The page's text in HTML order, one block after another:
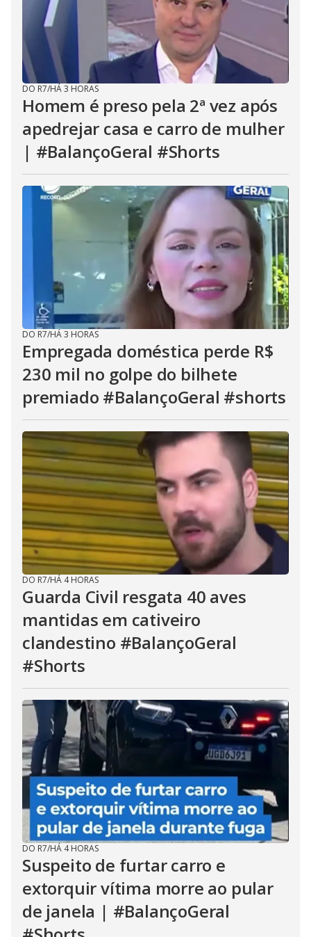
DO R7/HÁ 3 HORAS
Homem é preso pela 2ª vez após
apedrejar casa e carro de mulher
| #BalançoGeral #Shorts
DO R7/HÁ 3 HORAS
Empregada doméstica perde R$
230 mil no golpe do bilhete
premiado #BalançoGeral #shorts
DO R7/HÁ 4 HORAS
Guarda Civil resgata 40 aves
mantidas em cativeiro
clandestino #BalançoGeral
#Shorts
DO R7/HÁ 4 HORAS
Suspeito de furtar carro e
extorquir vítima morre ao pular
de janela | #BalançoGeral